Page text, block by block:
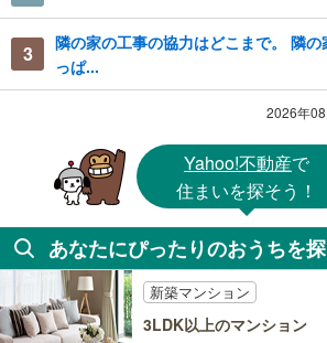
3
隣の家の工事の協力はどこまで。 隣
っぱ...
2026年
Yahoo!不動産で
住まいを探そう！
あなたにぴったりのおうちを探
新築マンション
3LDK以上のマンション